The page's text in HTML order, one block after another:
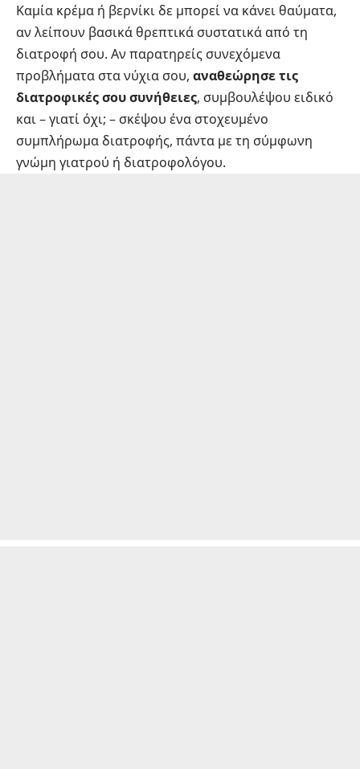
Καμία κρέμα ή βερνίκι δε μπορεί να κάνει θαύματα,
αν λείπουν βασικά θρεπτικά συστατικά από τη
διατροφή σου. Αν παρατηρείς συνεχόμενα
προβλήματα στα νύχια σου, αναθεώρησε τις
διατροφικές σου συνήθειες, συμβουλέψου ειδικό
και – γιατί όχι; – σκέψου ένα στοχευμένο
συμπλήρωμα διατροφής, πάντα με τη σύμφωνη
γνώμη γιατρού ή διατροφολόγου.